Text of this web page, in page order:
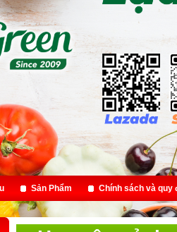
Sản Phẩm Chính sách và quy